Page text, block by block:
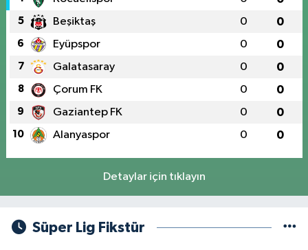
5 Beşiktaş 0 0
6 Eyüpspor 0 0
7 Galatasaray 0 0
8 Çorum FK 0 0
9 Gaziantep FK 0 0
10 Alanyaspor 0 0
Detaylar için tıklayın
Süper Lig Fikstür